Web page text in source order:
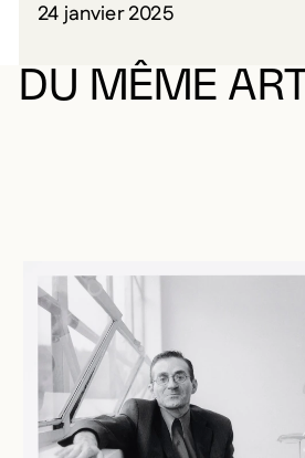
24 janvier 2025
DU MÊME